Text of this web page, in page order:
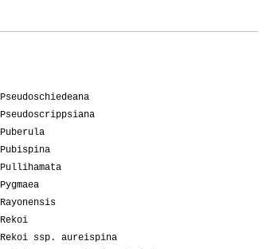
Pseudoschiedeana
Pseudoscrippsiana
Puberula
Pubispina
Pullihamata
Pygmaea
Rayonensis
Rekoi
Rekoi ssp. aureispina